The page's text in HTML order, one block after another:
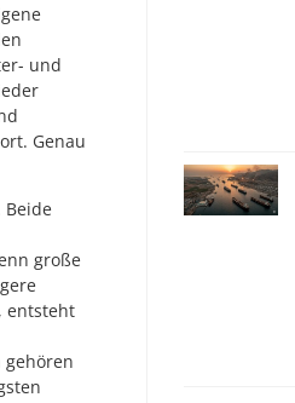
und
Genau
Beide
große
entsteht
gehören